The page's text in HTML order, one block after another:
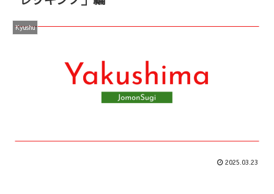
Kyushu
2025.03.23